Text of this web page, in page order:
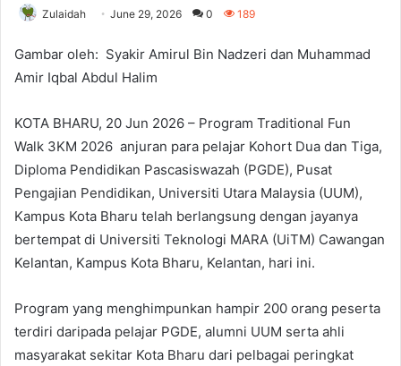
Zulaidah June 29, 2026 0 189
Gambar oleh: ⁠Syakir Amirul Bin Nadzeri dan Muhammad
Amir Iqbal Abdul Halim
KOTA BHARU, 20 Jun 2026 – Program Traditional Fun
Walk 3KM 2026 anjuran para pelajar Kohort Dua dan Tiga,
Diploma Pendidikan Pascasiswazah (PGDE), Pusat
Pengajian Pendidikan, Universiti Utara Malaysia (UUM),
Kampus Kota Bharu telah berlangsung dengan jayanya
bertempat di Universiti Teknologi MARA (UiTM) Cawangan
Kelantan, Kampus Kota Bharu, Kelantan, hari ini.
Program yang menghimpunkan hampir 200 orang peserta
terdiri daripada pelajar PGDE, alumni UUM serta ahli
masyarakat sekitar Kota Bharu dari pelbagai peringkat